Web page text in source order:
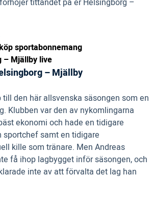
tittandet på er Helsingborg –
sportabonnemang
– Mjällby live
– Mjällby
den här allsvenska säsongen som en
Klubben var den av nykomlingarna
ekonomi och hade en tidigare
samt en tidigare
kille som tränare. Men Andreas
få ihop lagbygget inför säsongen, och
inte av att förvalta det lag han